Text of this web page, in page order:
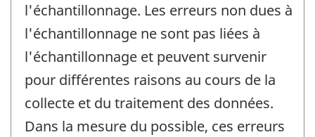
l'échantillonnage. Les erreurs non dues à
l'échantillonnage ne sont pas liées à
l'échantillonnage et peuvent survenir
pour différentes raisons au cours de la
collecte et du traitement des données.
Dans la mesure du possible, ces erreurs